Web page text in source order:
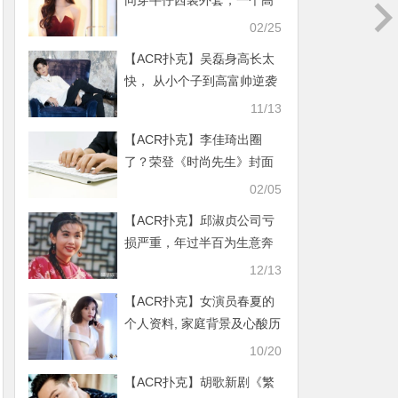
02/25
【ACR扑克】吴磊身高长太
快， 从小个子到高富帅逆袭
11/13
【ACR扑克】李佳琦出圈
了？荣登《时尚先生》封面
显高贵与直播间判若两人02/05
【ACR扑克】邱淑贞公司亏
损严重，年过半百为生意奔
12/13
【ACR扑克】女演员春夏的
个人资料, 家庭背景及心酸历
10/20
【ACR扑克】胡歌新剧《繁